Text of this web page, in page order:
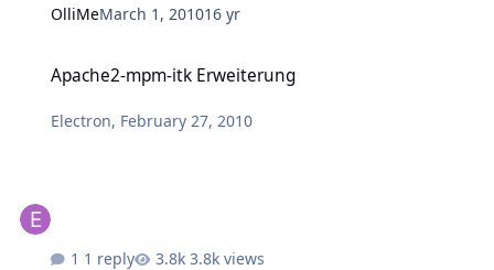
OlliMeMarch 1, 201016 yr
Apache2-mpm-itk Erweiterung
Electron, February 27, 2010
1 reply 3.8k views